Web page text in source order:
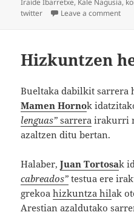
Iraide Ibarretxe, Kale Nagusia,
twitter
Leave a commenton
Hizkuntzen
Bueltaka dabilkit sarrera
Mamen Hornok
lenguas” sarrera irakurri
azaltzen ditu bertan.
Halaber,Juan Tortosak
cabreados” testua ere
grekoahizkuntza hilak
Arestian azaldutako